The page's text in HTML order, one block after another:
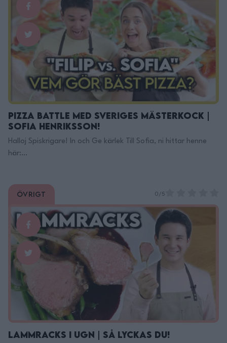
Pizza Battle med Sveriges Mästerkock |
Sofia Henriksson!
Halloj Spiskrigare! In och Ge kärlek Till Sofia, ni hittar henne
här:
Tiktok: https://www.tiktok.com/@sofianhenriksson?l… Här
här på Instagram: @filippoon
https://www.instagram.com/filippoon/ För jobbkontakt:
Filipp8n@gmail.com ______________________________ Recept:
Pizzastål: https://adtr.co/k092uN
______________________________ MIN KÖKSUTRUSTNING:
Kockkniv Denna rekomenderar jag!: https://adtr.co/YbViUB
Fancy Kockniv: https://adtr.co/slFyk3 Brödkniv:
https://adtr.co/XmcR9r Bästa kniv setet:
https://adtr.co/zws3YS Lång trancherkniv: …
Övrigt 0/5
Lammracks i ugn | Så lyckas du!